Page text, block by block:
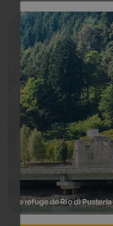
Le refuge de Rio di Pusteria
Hotels in Mühlbach